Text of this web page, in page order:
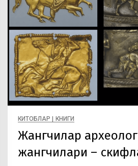
КИТОБЛАР | КНИГИ
Жангчилар
жангчилари –